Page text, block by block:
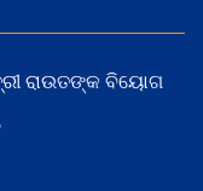
ରାଉତଙ୍କ ବିୟୋଗ